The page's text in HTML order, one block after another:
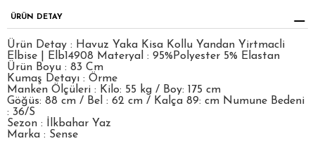
ÜRÜN DETAY
Ürün Detay : Havuz Yaka Kisa Kollu Yandan Yirtmacli
Elbise | Elb14908 Materyal : 95%Polyester 5% Elastan
Ürün Boyu : 83 Cm
Kumaş Detayı : Örme
Manken Ölçüleri : Kilo: 55 kg / Boy: 175 cm
Göğüs: 88 cm / Bel : 62 cm / Kalça 89: cm Numune Bedeni
: 36/S
Sezon : İlkbahar Yaz
Marka : Sense